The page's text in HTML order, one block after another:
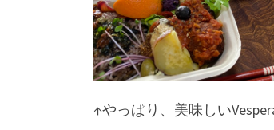
↑やっぱり、美味しい